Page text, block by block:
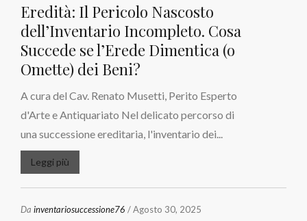
Eredità: Il Pericolo Nascosto
dell’Inventario Incompleto. Cosa
Succede se l’Erede Dimentica (o
Omette) dei Beni?
A cura del Cav. Renato Musetti, Perito Esperto
d'Arte e Antiquariato Nel delicato percorso di
una successione ereditaria, l'inventario dei...
Leggi più
Da inventariosuccessione76 / Agosto 30, 2025